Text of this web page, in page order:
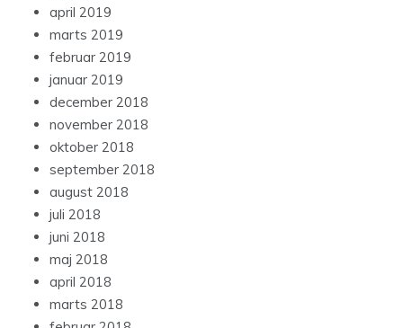
april 2019
marts 2019
februar 2019
januar 2019
december 2018
november 2018
oktober 2018
september 2018
august 2018
juli 2018
juni 2018
maj 2018
april 2018
marts 2018